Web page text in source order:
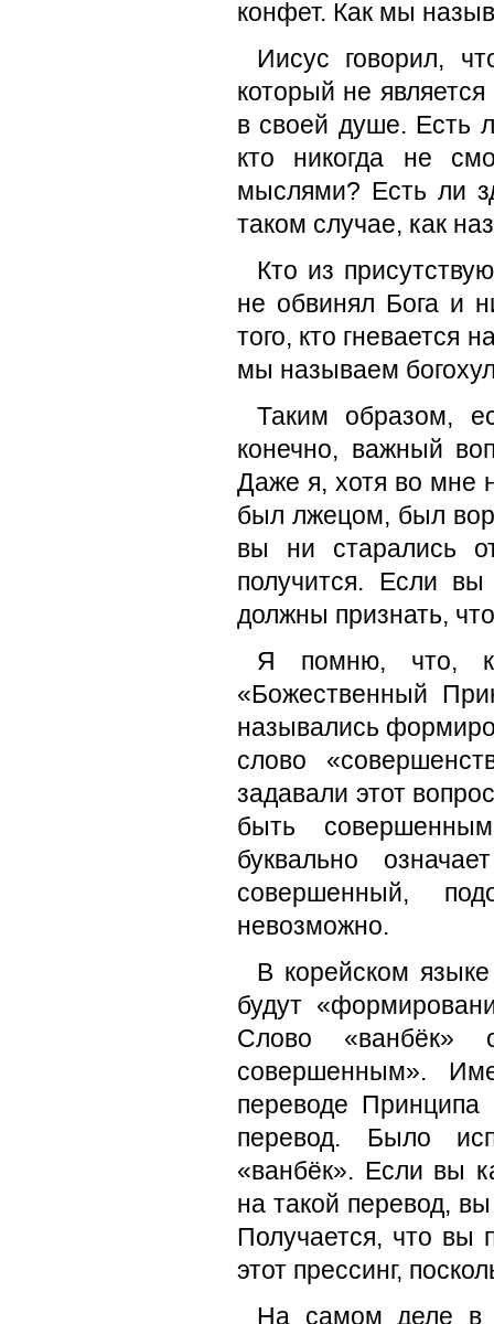
конфет. Как мы
Иисус говорил,
который не
в своей душе. Есть
кто никогда не
мыслями? Есть ли
таком случае, как
Кто из
не обвинял Бога и
того, кто гневается
мы называем
Таким образом,
конечно, важный
Даже я, хотя во мне
был лжецом, был
вы ни старались
получится. Если
должны признать,
Я помню, что,
«Божественный
назывались
слово
задавали этот
быть
буквально
совершенный,
невозможно.
В корейском
будут
Слово «ванбёк»
совершенным».
переводе
перевод. Было
«ванбёк». Если вы
на такой перевод,
Получается, что вы
этот прессинг,
На самом деле в